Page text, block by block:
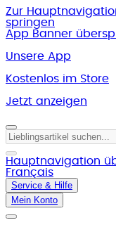
Zur
springen
App Banner
Unsere App
Kostenlos im Store
Jetzt anzeigen
Hauptnavigation
Français
Service & Hilfe
Mein Konto